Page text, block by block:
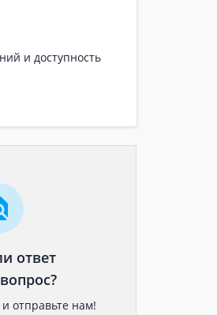
и доступность
ответ
отправьте нам!